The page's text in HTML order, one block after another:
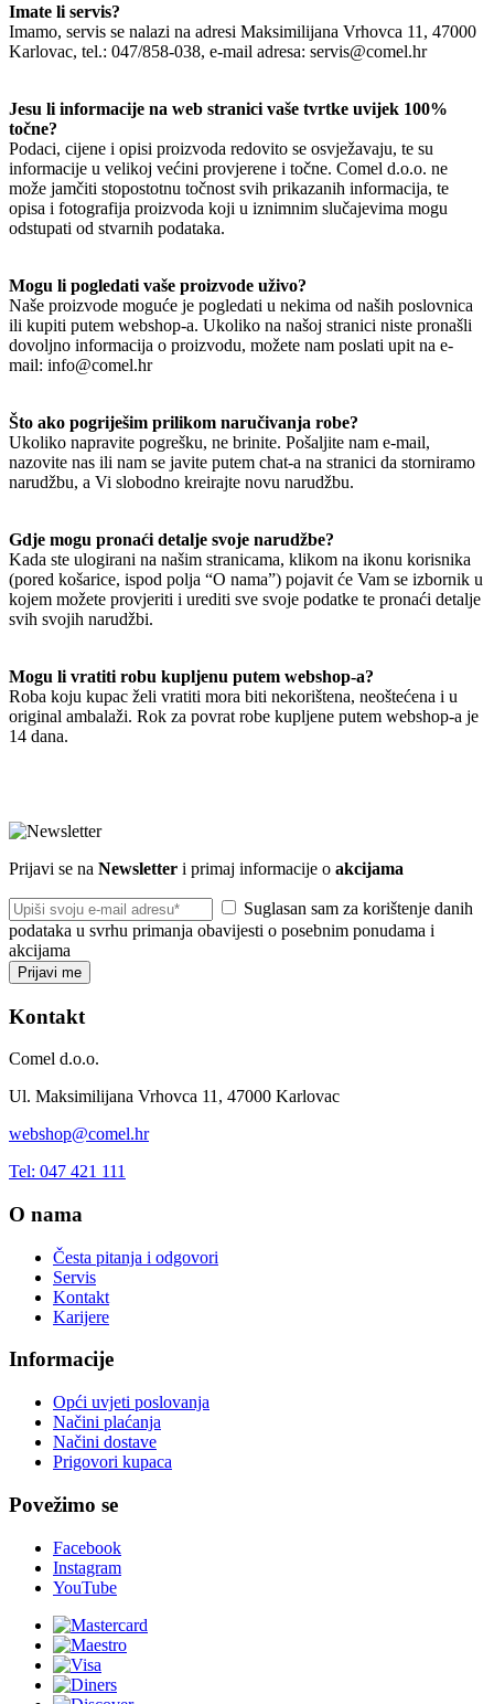
Imate li servis?
Imamo, servis se nalazi na adresi Maksimilijana Vrhovca 11, 47000
Karlovac, tel.: 047/858-038, e-mail adresa: servis@comel.hr
Jesu li informacije na web stranici vaše tvrtke uvijek 100%
točne?
Podaci, cijene i opisi proizvoda redovito se osvježavaju, te su
informacije u velikoj većini provjerene i točne. Comel d.o.o. ne
može jamčiti stopostotnu točnost svih prikazanih informacija, te
opisa i fotografija proizvoda koji u iznimnim slučajevima mogu
odstupati od stvarnih podataka.
Mogu li pogledati vaše proizvode uživo?
Naše proizvode moguće je pogledati u nekima od naših poslovnica
ili kupiti putem webshop-a. Ukoliko na našoj stranici niste pronašli
dovoljno informacija o proizvodu, možete nam poslati upit na e-
mail: info@comel.hr
Što ako pogriješim prilikom naručivanja robe?
Ukoliko napravite pogrešku, ne brinite. Pošaljite nam e-mail,
nazovite nas ili nam se javite putem chat-a na stranici da storniramo
narudžbu, a Vi slobodno kreirajte novu narudžbu.
Gdje mogu pronaći detalje svoje narudžbe?
Kada ste ulogirani na našim stranicama, klikom na ikonu korisnika
(pored košarice, ispod polja “O nama”) pojavit će Vam se izbornik u
kojem možete provjeriti i urediti sve svoje podatke te pronaći detalje
svih svojih narudžbi.
Mogu li vratiti robu kupljenu putem webshop-a?
Roba koju kupac želi vratiti mora biti nekorištena, neoštećena i u
original ambalaži. Rok za povrat robe kupljene putem webshop-a je
14 dana.
Prijavi se na Newsletter i primaj informacije o akcijama
Suglasan sam za korištenje danih
podataka u svrhu primanja obavijesti o posebnim ponudama i
akcijama
Prijavi me
Kontakt
Comel d.o.o.
Ul. Maksimilijana Vrhovca 11, 47000 Karlovac
webshop@comel.hr
Tel: 047 421 111
O nama
Česta pitanja i odgovori
Servis
Kontakt
Karijere
Informacije
Opći uvjeti poslovanja
Načini plaćanja
Načini dostave
Prigovori kupaca
Povežimo se
Facebook
Instagram
YouTube